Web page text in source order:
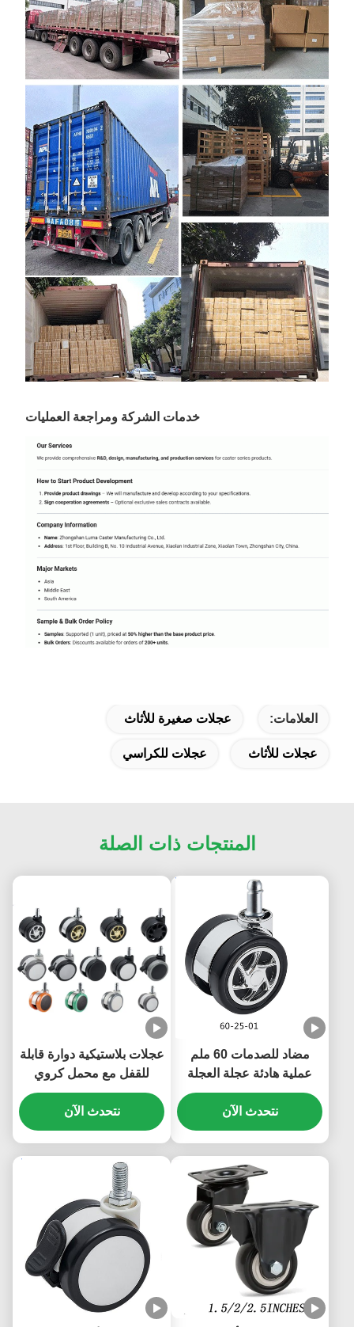
خدمات الشركة ومراجعة العمليات
العلامات: عجلات صغيرة للأثاث
عجلات للأثاث عجلات للكراسي
المنتجات ذات الصلة
مضاد للصدمات 60 ملم
عملية هادئة عجلة العجلة
ذات الخيوط للثياب
نتحدث الآن
عجلات بلاستيكية دوارة قابلة
للقفل مع محمل كروي
للأثاث وكراسي المكتب
نتحدث الآن